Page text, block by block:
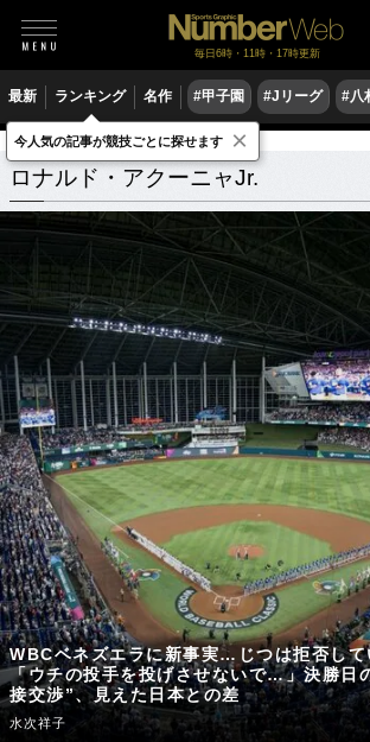
毎日6時・11時・17時更新
最新 ランキング 名作 #甲子園 #Jリーグ #八
ロナルド・アクーニャJr. 関連記事
ロナルド・アクーニャJr.
WBCベネズエラに新事実…じつは拒否して
「ウチの投手を投げさせないで…」決勝日
接交渉”、見えた日本との差
水次祥子
今人気の記事が競技ごとに探せます ×